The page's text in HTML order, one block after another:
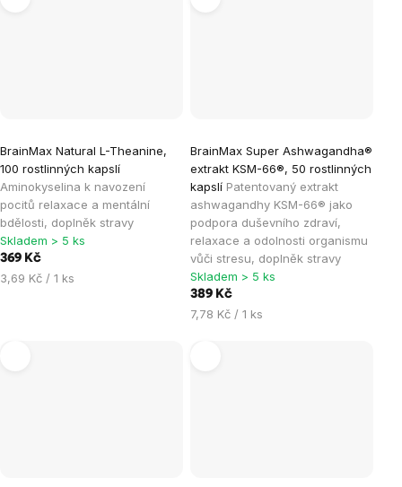
BrainMax Natural L-Theanine,
100 rostlinných kapslí
Aminokyselina k navození
pocitů relaxace a mentální
bdělosti, doplněk stravy
Skladem > 5 ks
369 Kč
Měrná
3,69 Kč / 1 ks
BrainMax Super Ashwagandha®
extrakt KSM-66®, 50 rostlinných
kapslí Patentovaný extrakt
ashwagandhy KSM-66® jako
podpora duševního zdraví,
relaxace a odolnosti organismu
vůči stresu, doplněk stravy
Skladem > 5 ks
389 Kč
Měrná
7,78 Kč / 1 ks